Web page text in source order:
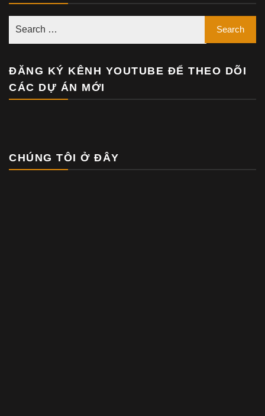
ĐĂNG KÝ KÊNH YOUTUBE ĐỂ THEO DÕI
CÁC DỰ ÁN MỚI
CHÚNG TÔI Ở ĐÂY